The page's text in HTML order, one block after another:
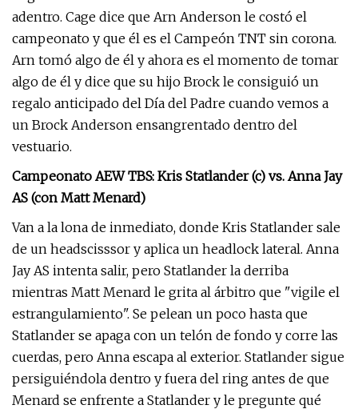
adentro. Cage dice que Arn Anderson le costó el
campeonato y que él es el Campeón TNT sin corona.
Arn tomó algo de él y ahora es el momento de tomar
algo de él y dice que su hijo Brock le consiguió un
regalo anticipado del Día del Padre cuando vemos a
un Brock Anderson ensangrentado dentro del
vestuario.
Campeonato AEW TBS: Kris Statlander (c) vs. Anna Jay
AS (con Matt Menard)
Van a la lona de inmediato, donde Kris Statlander sale
de un headscisssor y aplica un headlock lateral. Anna
Jay AS intenta salir, pero Statlander la derriba
mientras Matt Menard le grita al árbitro que "vigile el
estrangulamiento". Se pelean un poco hasta que
Statlander se apaga con un telón de fondo y corre las
cuerdas, pero Anna escapa al exterior. Statlander sigue
persiguiéndola dentro y fuera del ring antes de que
Menard se enfrente a Statlander y le pregunte qué